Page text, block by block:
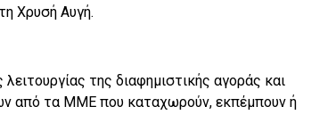
Χρυσή Αυγή.
της διαφημιστικής αγοράς και
από τα ΜΜΕ που καταχωρούν, εκπέμπουν ή